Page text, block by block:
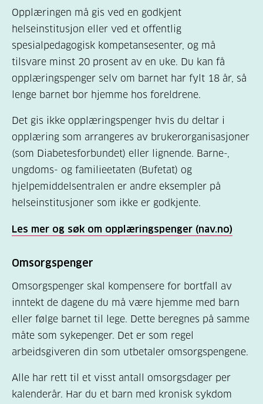
Opplæringen må gis ved en godkjent
helseinstitusjon eller ved et offentlig
spesialpedagogisk kompetansesenter, og må
tilsvare minst 20 prosent av en uke. Du kan få
opplæringspenger selv om barnet har fylt 18 år, så
lenge barnet bor hjemme hos foreldrene.
Det gis ikke opplæringspenger hvis du deltar i
opplæring som arrangeres av brukerorganisasjoner
(som Diabetesforbundet) eller lignende. Barne-,
ungdoms- og familieetaten (Bufetat) og
hjelpemiddelsentralen er andre eksempler på
helseinstitusjoner som ikke er godkjente.
Les mer og søk om opplæringspenger (nav.no)
Omsorgspenger
Omsorgspenger skal kompensere for bortfall av
inntekt de dagene du må være hjemme med barn
eller følge barnet til lege. Dette beregnes på samme
måte som sykepenger. Det er som regel
arbeidsgiveren din som utbetaler omsorgspengene.
Alle har rett til et visst antall omsorgsdager per
kalenderår. Har du et barn med kronisk sykdom